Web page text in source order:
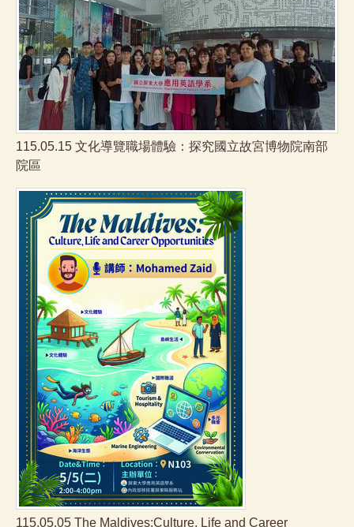
115.05.15 文化導覽職場體驗：探究國立故宮博物院南部
院區
115.05.05 The Maldives:Culture, Life and Career